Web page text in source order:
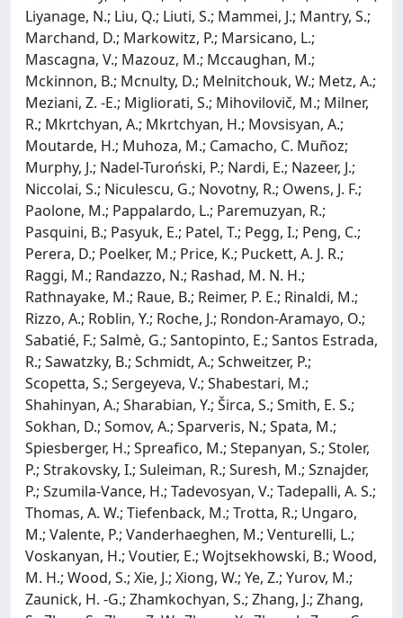
Liyanage, N.; Liu, Q.; Liuti, S.; Mammei, J.; Mantry, S.;
Marchand, D.; Markowitz, P.; Marsicano, L.;
Mascagna, V.; Mazouz, M.; Mccaughan, M.;
Mckinnon, B.; Mcnulty, D.; Melnitchouk, W.; Metz, A.;
Meziani, Z. -E.; Migliorati, S.; Mihovilovič, M.; Milner,
R.; Mkrtchyan, A.; Mkrtchyan, H.; Movsisyan, A.;
Moutarde, H.; Muhoza, M.; Camacho, C. Muñoz;
Murphy, J.; Nadel-Turoński, P.; Nardi, E.; Nazeer, J.;
Niccolai, S.; Niculescu, G.; Novotny, R.; Owens, J. F.;
Paolone, M.; Pappalardo, L.; Paremuzyan, R.;
Pasquini, B.; Pasyuk, E.; Patel, T.; Pegg, I.; Peng, C.;
Perera, D.; Poelker, M.; Price, K.; Puckett, A. J. R.;
Raggi, M.; Randazzo, N.; Rashad, M. N. H.;
Rathnayake, M.; Raue, B.; Reimer, P. E.; Rinaldi, M.;
Rizzo, A.; Roblin, Y.; Roche, J.; Rondon-Aramayo, O.;
Sabatié, F.; Salmè, G.; Santopinto, E.; Santos Estrada,
R.; Sawatzky, B.; Schmidt, A.; Schweitzer, P.;
Scopetta, S.; Sergeyeva, V.; Shabestari, M.;
Shahinyan, A.; Sharabian, Y.; Širca, S.; Smith, E. S.;
Sokhan, D.; Somov, A.; Sparveris, N.; Spata, M.;
Spiesberger, H.; Spreafico, M.; Stepanyan, S.; Stoler,
P.; Strakovsky, I.; Suleiman, R.; Suresh, M.; Sznajder,
P.; Szumila-Vance, H.; Tadevosyan, V.; Tadepalli, A. S.;
Thomas, A. W.; Tiefenback, M.; Trotta, R.; Ungaro,
M.; Valente, P.; Vanderhaeghen, M.; Venturelli, L.;
Voskanyan, H.; Voutier, E.; Wojtsekhowski, B.; Wood,
M. H.; Wood, S.; Xie, J.; Xiong, W.; Ye, Z.; Yurov, M.;
Zaunick, H. -G.; Zhamkochyan, S.; Zhang, J.; Zhang,